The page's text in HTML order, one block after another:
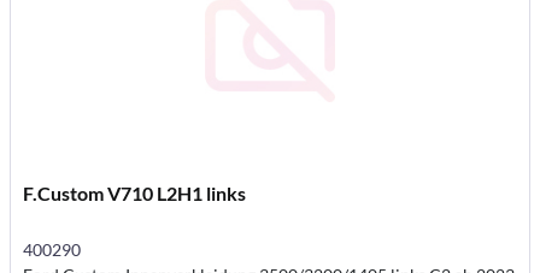
F.Custom V710 L2H1 links
400290